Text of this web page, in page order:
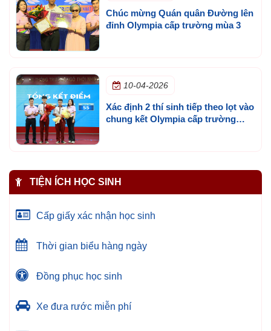
Chúc mừng Quán quân Đường lên
đỉnh Olympia cấp trường mùa 3
10-04-2026
Xác định 2 thí sinh tiếp theo lọt vào
chung kết Olympia cấp trường
TIỆN ÍCH HỌC SINH
Cấp giấy xác nhận học sinh
Thời gian biểu hàng ngày
Đồng phục học sinh
Xe đưa rước miễn phí